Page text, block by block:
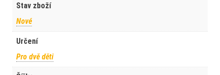
Stav zboží
Nové
Určení
Pro dvě děti